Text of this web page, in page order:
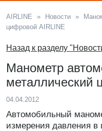
AIRLINE » Новости »
цифровой AIRLINE
Назад к разделу
Манометр
металлический
04.04.2012
Автомобильный
измерения давления